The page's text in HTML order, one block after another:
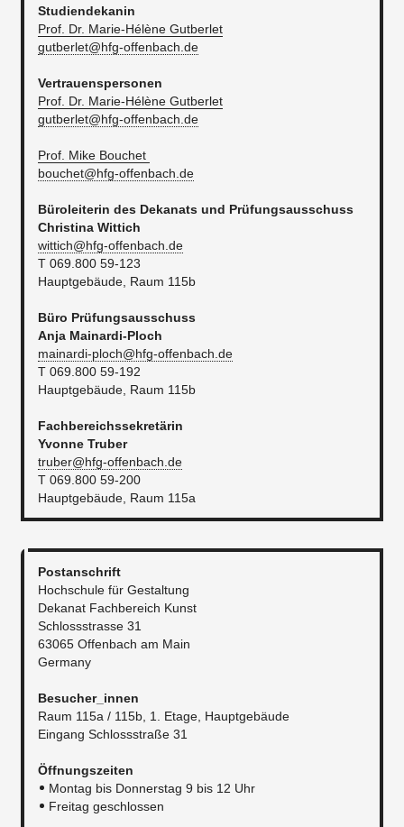
Studiendekanin
Prof. Dr. Marie-Hélène Gutberlet
gutberlet@hfg-offenbach.de
Vertrauenspersonen
Prof. Dr. Marie-Hélène Gutberlet
gutberlet@hfg-offenbach.de
Prof. Mike Bouchet
bouchet@hfg-offenbach.de
Büroleiterin des Dekanats und Prüfungsausschuss​
Christina Wittich
wittich@hfg-offenbach.de
T 069.800 59-123
Hauptgebäude, Raum 115b
Büro Prüfungsausschuss
Anja Mainardi-Ploch
mainardi-ploch@hfg-offenbach.de
T 069.800 59-192
​Hauptgebäude, Raum 115b
Fachbereichssekretärin
Yvonne Truber
truber@hfg-offenbach.de
T 069.800 59-200
​Hauptgebäude, Raum 115a
Postanschrift
Hochschule für Gestaltung
Dekanat Fachbereich Kunst
Schlossstrasse 31
63065 Offenbach am Main
Germany​
Besucher_innen
Raum 115a / 115b, 1. Etage, Hauptgebäude
Eingang Schlossstraße 31​
Öffnungszeiten
Montag bis Donnerstag 9 bis 12 Uhr
Freitag geschlossen​​